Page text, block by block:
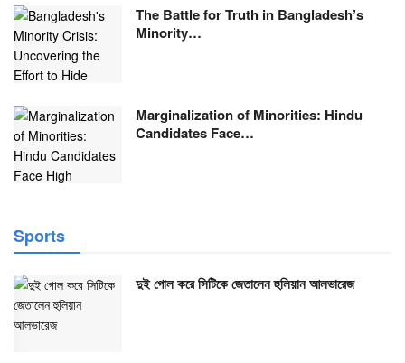
The Battle for Truth in Bangladesh’s
Minority…
Marginalization of Minorities: Hindu
Candidates Face…
Sports
দুই গোল করে সিটিকে জেতালেন হুলিয়ান আলভারেজ